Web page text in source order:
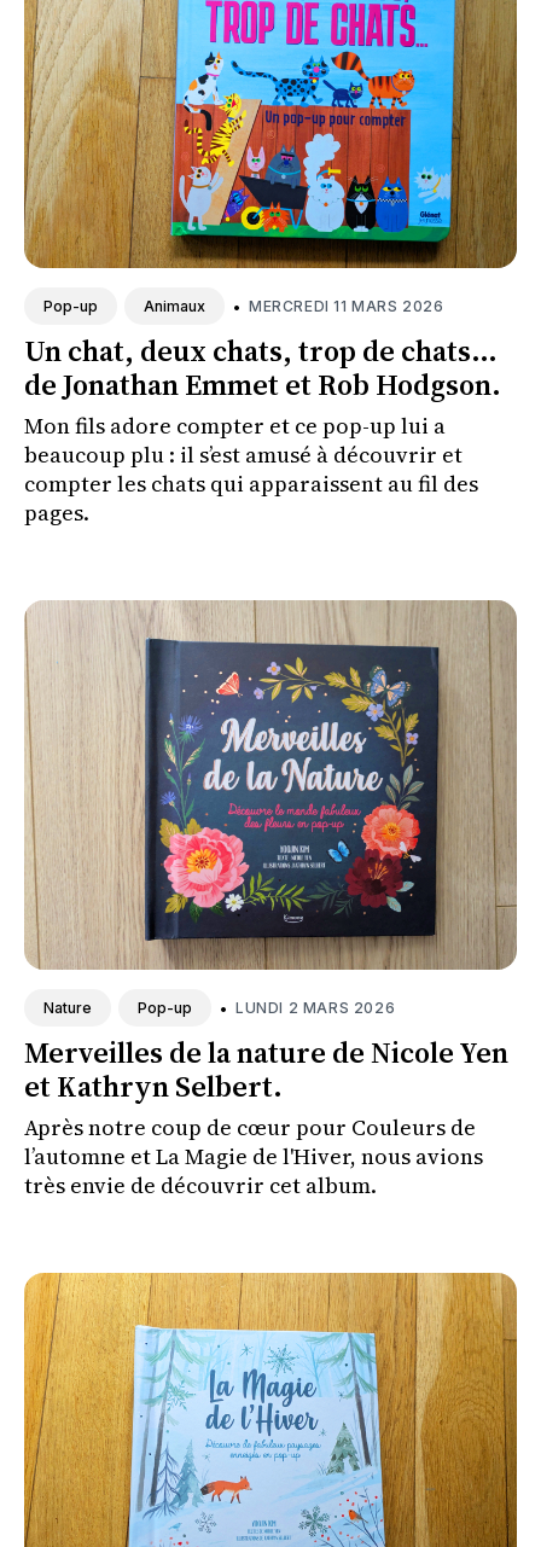
Pop-up Animaux • MERCREDI 11 MARS 2026
Un chat, deux chats, trop de chats...
de Jonathan Emmet et Rob Hodgson.
Mon fils adore compter et ce pop-up lui a
beaucoup plu : il s’est amusé à découvrir et
compter les chats qui apparaissent au fil des
pages.
Nature Pop-up • LUNDI 2 MARS 2026
Merveilles de la nature de Nicole Yen
et Kathryn Selbert.
Après notre coup de cœur pour Couleurs de
l’automne et La Magie de l'Hiver, nous avions
très envie de découvrir cet album.